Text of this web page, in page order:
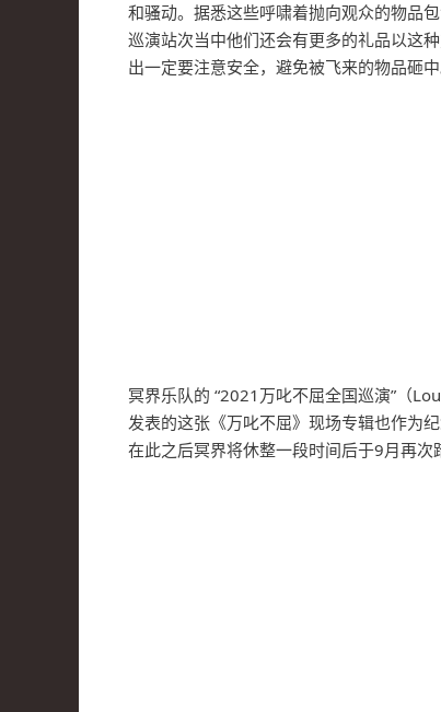
和骚动。据悉这些呼啸着抛向观众的物品
巡演站次当中他们还会有更多的礼品以这
出一定要注意安全，避免被飞来的物品砸中
冥界乐队的 “2021万叱不屈全国巡演”（
发表的这张《万叱不屈》现场专辑也作为
在此之后冥界将休整一段时间后于9月再次